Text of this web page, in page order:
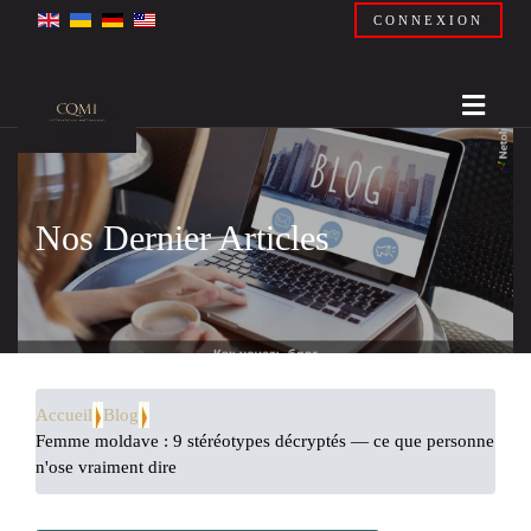
CONNEXION
Nos Dernier Articles
Accueil
Blog
Femme moldave : 9 stéréotypes décryptés — ce que personne
n'ose vraiment dire